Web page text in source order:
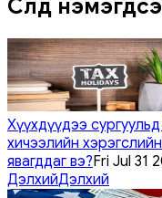
Сүүлд
Хүүхдүүдээ
хичээлийн
явагддаг вэ?Fri Jul 31
ДэлхийДэлхий